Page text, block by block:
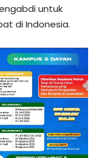
untuk
di Indonesia.